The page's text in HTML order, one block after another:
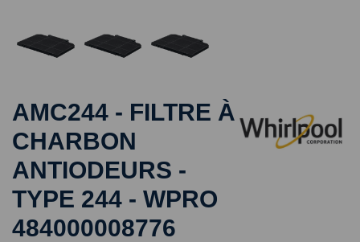
AMC244 - FILTRE À
CHARBON
ANTIODEURS -
TYPE 244 - WPRO
484000008776